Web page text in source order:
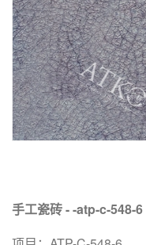
手工瓷砖 - -atp-c-548-6